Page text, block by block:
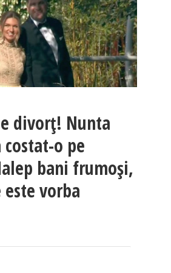
divorț! Nunta
o pe
bani frumoși,
este vorba